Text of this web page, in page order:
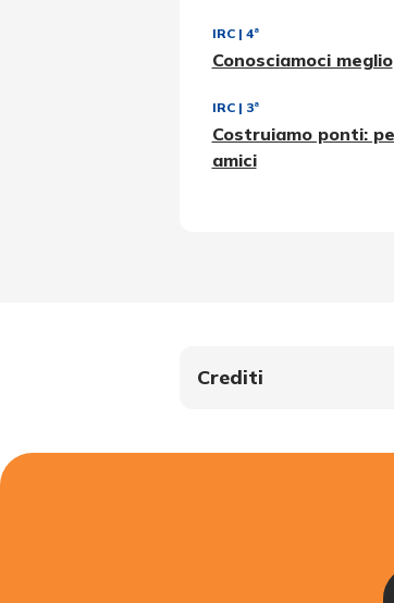
IRC| 4ª
Conosciamoci meglio
IRC| 3ª
Costruiamo ponti:
amici
Crediti